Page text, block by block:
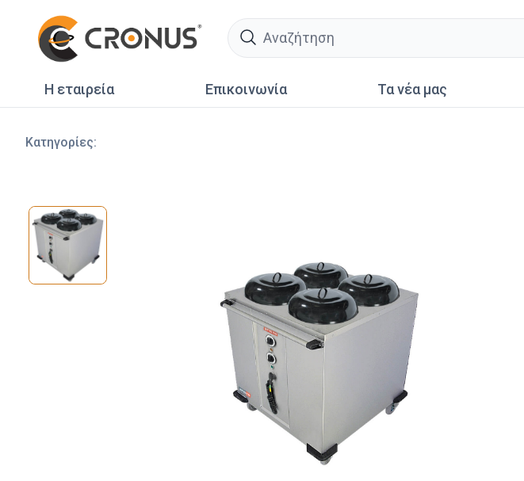
search
Η εταιρεία Επικοινωνία Τα νέα μας
Κατηγορίες: